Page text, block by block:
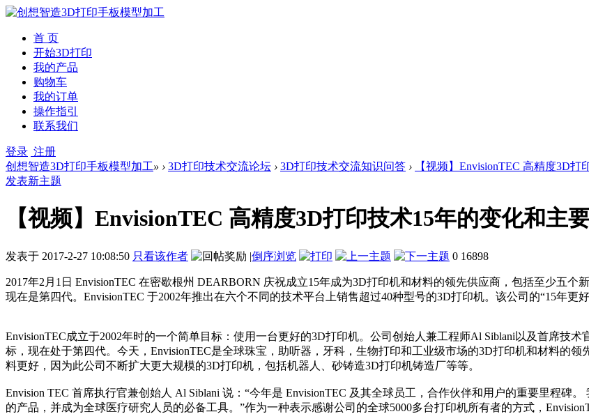
首 页
开始3D打印
我的产品
购物车
我的订单
操作指引
联系我们
登录 注册
创想智造3D打印手板模型加工» › 3D打印技术交流论坛 › 3D打印技术交流知识问答 ›
【视频】EnvisionTEC 高精度3D
发表新主题
【视频】EnvisionTEC 高精度3D打印技术15年的变化和主
发表于 2017-2-27 10:08:50 只看该作者 |倒序浏览 0 16898
2017年2月1日 EnvisionTEC 在密歇根州 DEARBORN 庆祝成立15年成为3D打印机和材料的领先供应商，包括至少五个
现在是第四代。EnvisionTEC 于2002年推出在六个不同的技术平台上销售超过40种型号的3D打印机。该公司的“15年更
EnvisionTEC成立于2002年时的一个简单目标：使用一台更好的3D打印机。公司创始人兼工程师Al Siblani以及首席技术
标，现在处于第四代。今天，EnvisionTEC是全球珠宝，助听器，牙科，生物打印和工业级市场的3D打印机和材料的
料更好，因为此公司不断扩大更大规模的3D打印机，包括机器人、砂铸造3D打印机铸造厂等等。
Envision TEC 首席执行官兼创始人 Al Siblani 说：“今年是 EnvisionTEC 及其全球员工，合作伙伴和用户的重要里程碑
的产品，并成为全球医疗研究人员的必备工具。”作为一种表示感谢公司的全球5000多台打印机所有者的方式，